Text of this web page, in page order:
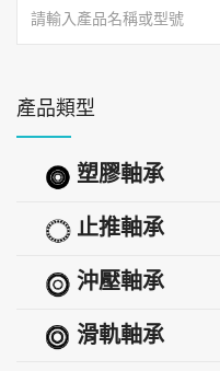
產品類型
塑膠軸承
止推軸承
沖壓軸承
滑軌軸承